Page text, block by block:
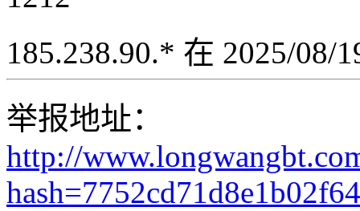
185.238.90.* 在 2025/08/
举报地址：
http://